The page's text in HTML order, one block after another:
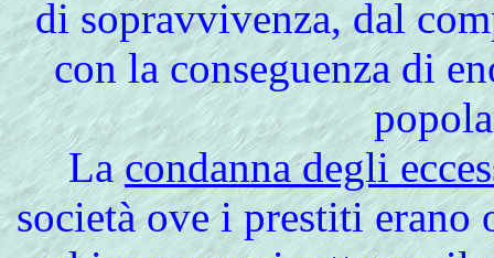
di sopravvivenza, dal
con la conseguenza di
La condanna degli
società ove i prestiti erano